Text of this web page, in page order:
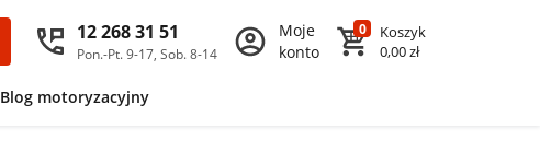
12 268 31 51
Pon.-Pt. 9-17, Sob. 8-14
Moje
konto
0
Koszyk
0,00 zł
Blog motoryzacyjny